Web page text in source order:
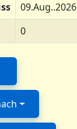
09.Aug..2026
0